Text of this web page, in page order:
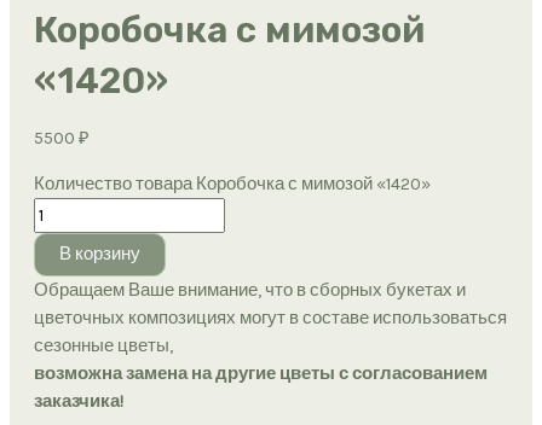
Коробочка с мимозой
«1420»
5500 ₽
Количество товара Коробочка с мимозой «1420»
В корзину
Обращаем Ваше внимание, что в сборных букетах и
цветочных композициях могут в составе использоваться
сезонные цветы,
возможна замена на другие цветы с согласованием
заказчика!